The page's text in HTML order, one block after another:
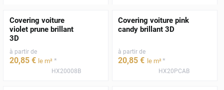
Covering voiture
violet prune brillant
3D
à partir de
20,85 € le m² *
HX20008B
Covering voiture pink
candy brillant 3D
à partir de
20,85 € le m²*
HX20PCAB